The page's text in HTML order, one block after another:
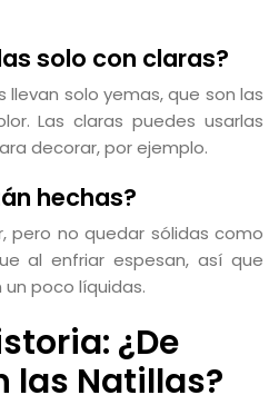
solo con claras?
llevan solo yemas, que son las
Las claras puedes usarlas
decorar, por ejemplo.
hechas?
pero no quedar sólidas como
al enfriar espesan, así que
poco líquidas.
¿De
las Natillas?